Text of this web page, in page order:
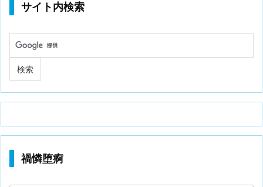
サイト内検索
禍憐堕痾